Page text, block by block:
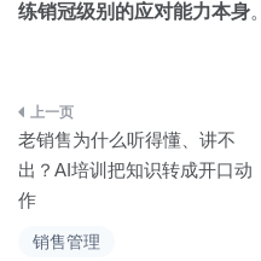
销售管理
练销冠级别的应对能力本身。
文
章
导
老销售为什么听得懂、讲不
出？AI培训把知识转成开口动
作